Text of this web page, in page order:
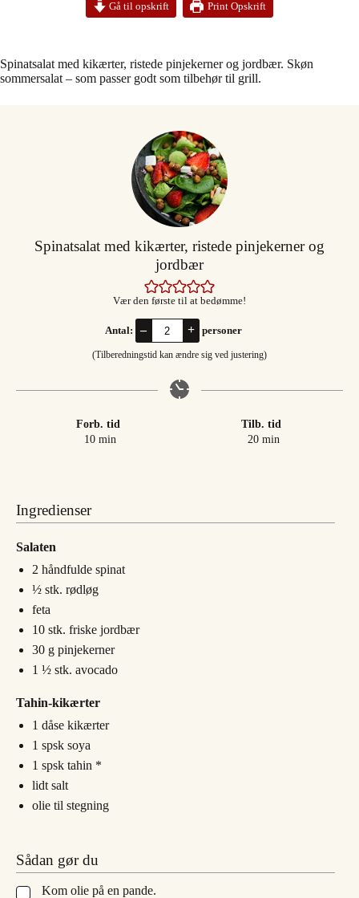
Gå til opskrift Print Opskrift
Spinatsalat med kikærter, ristede pinjekerner og jordbær. Skøn
sommersalat – som passer godt som tilbehør til grill.
Spinatsalat med kikærter, ristede pinjekerner og
jordbær
Vær den første til at bedømme!
Antal: – + personer
(Tilberedningstid kan ændre sig ved justering)
Forb. tid
10minutter
min
Tilb. tid
20minutter
min
Ingredienser
Salaten
2 håndfulde spinat
½ stk. rødløg
feta
10 stk. friske jordbær
30 g pinjekerner
1 ½ stk. avocado
Tahin-kikærter
1 dåse kikærter
1 spsk soya
1 spsk tahin *
lidt salt
olie til stegning
Sådan gør du
▢
Kom olie på en pande.